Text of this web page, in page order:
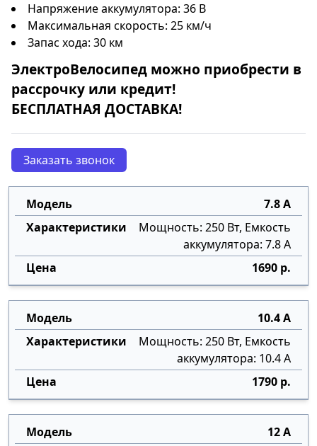
Напряжение аккумулятора: 36 В
Максимальная скорость: 25 км/ч
Запас хода: 30 км
ЭлектроВелосипед можно приобрести в
рассрочку или кредит!
БЕСПЛАТНАЯ ДОСТАВКА!
Заказать звонок
7.8 А
Мощность: 250 Вт, Емкость
аккумулятора: 7.8 А
1690 р.
10.4 А
Мощность: 250 Вт, Емкость
аккумулятора: 10.4 А
1790 р.
12 А